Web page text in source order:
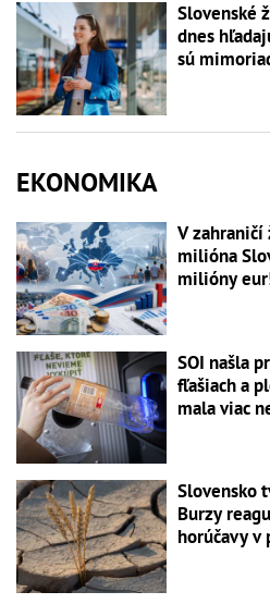
Slovenské
dnes
sú
EKONOMIKA
V zahraničí
milióna
milióny
SOI našla
fľašiach a
mala viac
Slovensko
Burzy
horúčavy v